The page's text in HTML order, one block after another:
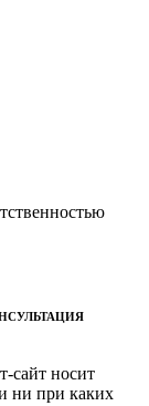
сайт носит
ни при каких